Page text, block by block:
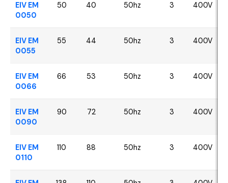
EIV EM
0050
50 40 50hz 3 400V
EIV EM
0055
55 44 50hz 3 400V
EIV EM
0066
66 53 50hz 3 400V
EIV EM
0090
90 72 50hz 3 400V
EIV EM
0110
110 88 50hz 3 400V